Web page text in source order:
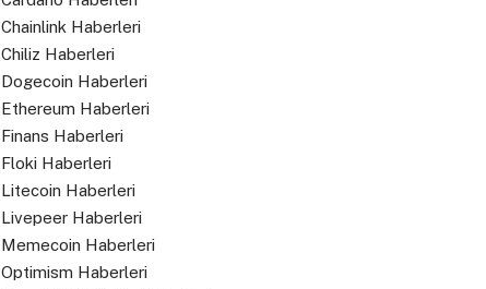
Chainlink Haberleri
Chiliz Haberleri
Dogecoin Haberleri
Ethereum Haberleri
Finans Haberleri
Floki Haberleri
Litecoin Haberleri
Livepeer Haberleri
Memecoin Haberleri
Optimism Haberleri